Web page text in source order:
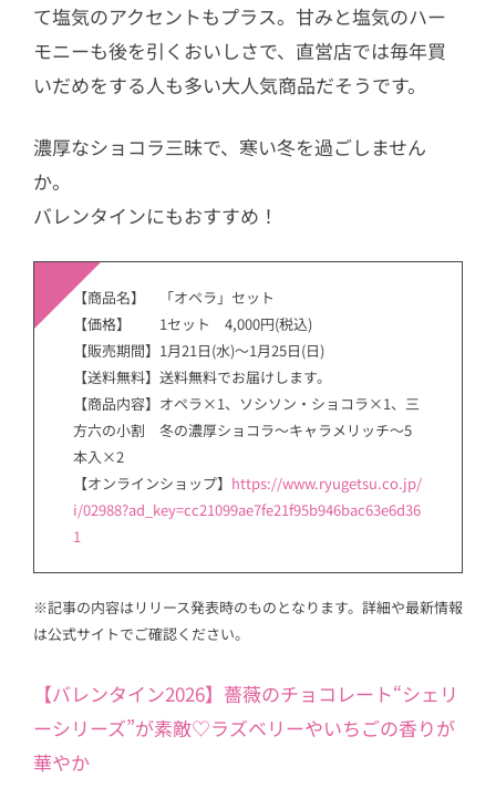
て塩気のアクセントもプラス。甘みと塩気のハー
モニーも後を引くおいしさで、直営店では毎年買
いだめをする人も多い大人気商品だそうです。
濃厚なショコラ三昧で、寒い冬を過ごしません
か。
バレンタインにもおすすめ！
【商品名】 「オペラ」セット
【価格】 1セット 4,000円(税込)
【販売期間】1月21日(水)～1月25日(日)
【送料無料】送料無料でお届けします。
【商品内容】オペラ×1、ソシソン・ショコラ×1、三
方六の小割 冬の濃厚ショコラ～キャラメリッチ～5
本入×2
【オンラインショップ】 https://www.ryugetsu.co.jp/
i/02988?ad_key=cc21099ae7fe21f95b946bac63e6d36
1
※記事の内容はリリース発表時のものとなります。詳細や最新情報
は公式サイトでご確認ください。
【バレンタイン2026】薔薇のチョコレート“シェリ
ーシリーズ”が素敵♡ラズベリーやいちごの香りが
華やか